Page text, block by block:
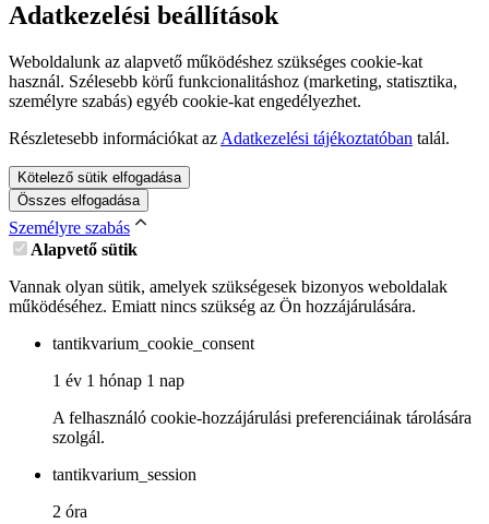
Adatkezelési beállítások
Weboldalunk az alapvető működéshez szükséges cookie-kat
használ. Szélesebb körű funkcionalitáshoz (marketing, statisztika,
személyre szabás) egyéb cookie-kat engedélyezhet.
Részletesebb információkat az Adatkezelési tájékoztatóban talál.
Kötelező sütik elfogadása
Összes elfogadása
Személyre szabás
Alapvető sütik
Vannak olyan sütik, amelyek szükségesek bizonyos weboldalak
működéséhez. Emiatt nincs szükség az Ön hozzájárulására.
tantikvarium_cookie_consent
1 év 1 hónap 1 nap
A felhasználó cookie-hozzájárulási preferenciáinak tárolására
szolgál.
tantikvarium_session
2 óra